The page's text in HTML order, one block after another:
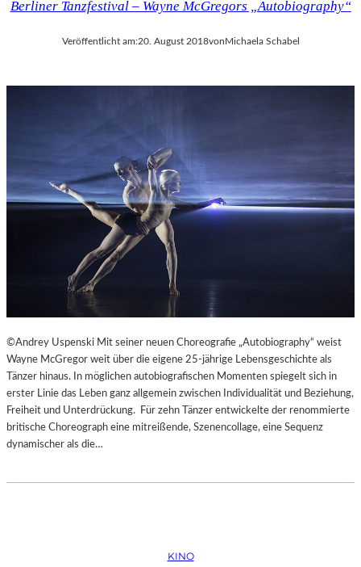
Berliner Tanzfestival – Wayne McGregors „Autobiography“
Veröffentlicht am:20. August 2018von Michaela Schabel
©Andrey Uspenski Mit seiner neuen Choreografie „Autobiography“ weist
Wayne McGregor weit über die eigene 25-jährige Lebensgeschichte als
Tänzer hinaus. In möglichen autobiografischen Momenten spiegelt sich in
erster Linie das Leben ganz allgemein zwischen Individualität und Beziehung,
Freiheit und Unterdrückung. Für zehn Tänzer entwickelte der renommierte
britische Choreograph eine mitreißende, Szenencollage, eine Sequenz
dynamischer als die…
KINO